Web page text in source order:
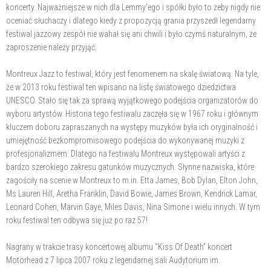
koncerty. Najważniejsze w nich dla Lemmy'ego i spółki było to żeby nigdy nie
oceniać słuchaczy i dlatego kiedy z propozycją grania przyszedł legendarny
festiwal jazzowy zespół nie wahał się ani chwili i było czymś naturalnym, że
zaproszenie należy przyjąć.
Montreux Jazz to festiwal, który jest fenomenem na skalę światową. Na tyle,
że w 2013 roku festiwal ten wpisano na listę światowego dziedzictwa
UNESCO. Stało się tak za sprawą wyjątkowego podejścia organizatorów do
wyboru artystów. Historia tego festiwalu zaczęła się w 1967 roku i głównym
kluczem doboru zapraszanych na występy muzyków była ich oryginalność i
umiejętność bezkompromisowego podejścia do wykonywanej muzyki z
profesjonalizmem. Dlatego na festiwalu Montreux występowali artyści z
bardzo szerokiego zakresu gatunków muzycznych. Słynne nazwiska, które
zagościły na scenie w Montreux to m.in. Etta James, Bob Dylan, Elton John,
Ms Lauren Hill, Aretha Franklin, David Bowie, James Brown, Kendrick Lamar,
Leonard Cohen, Marvin Gaye, Miles Davis, Nina Simone i wielu innych. W tym
roku festiwal ten odbywa się już po raz 57!
Nagrany w trakcie trasy koncertowej albumu “Kiss Of Death” koncert
Motörhead z 7 lipca 2007 roku z legendarnej sali Audytorium im.